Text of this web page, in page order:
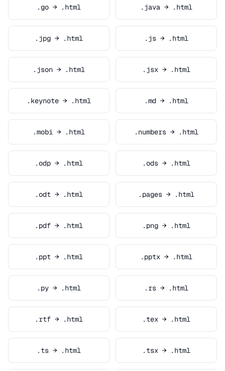
.go → .html .java → .html
.jpg → .html .js → .html
.json → .html .jsx → .html
.keynote → .html .md → .html
.mobi → .html .numbers → .html
.odp → .html .ods → .html
.odt → .html .pages → .html
.pdf → .html .png → .html
.ppt → .html .pptx → .html
.py → .html .rs → .html
.rtf → .html .tex → .html
.ts → .html .tsx → .html